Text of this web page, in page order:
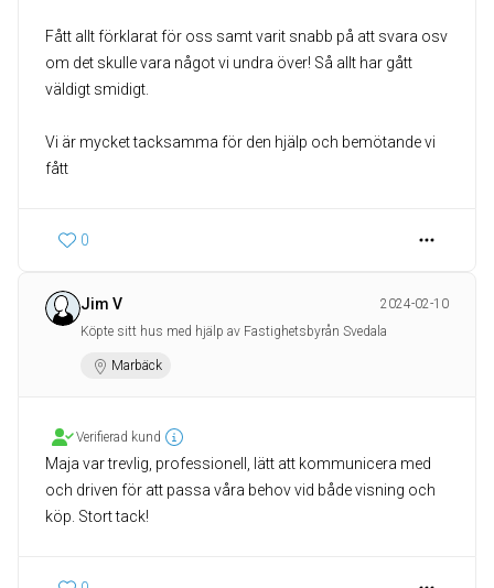
Fått allt förklarat för oss samt varit snabb på att svara osv
om det skulle vara något vi undra över! Så allt har gått
väldigt smidigt.
Vi är mycket tacksamma för den hjälp och bemötande vi
fått
0
Jim V
2024-02-10
Köpte sitt hus med hjälp av Fastighetsbyrån Svedala
Marbäck
Verifierad kund
Maja var trevlig, professionell, lätt att kommunicera med
och driven för att passa våra behov vid både visning och
köp. Stort tack!